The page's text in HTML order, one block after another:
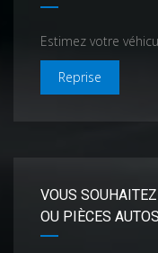
Estimez votre
Reprise
VOUS
OU PIÈCES AUTOS